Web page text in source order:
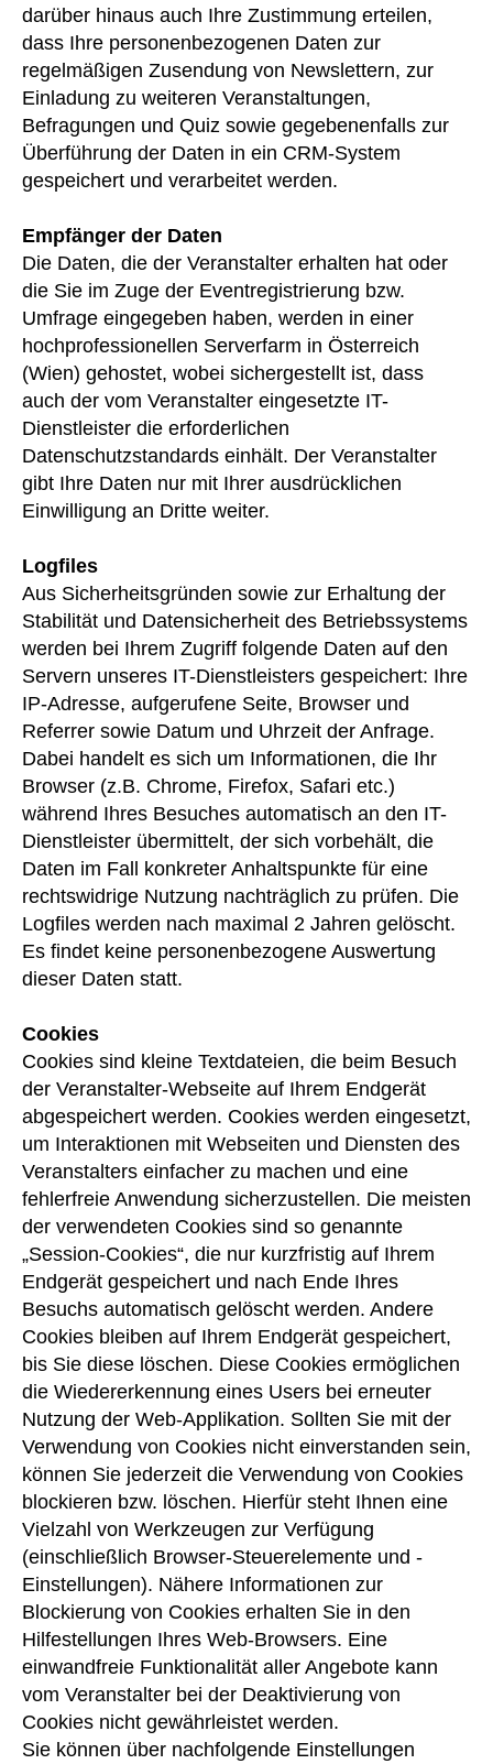
darüber hinaus auch Ihre Zustimmung erteilen,
dass Ihre personenbezogenen Daten zur
regelmäßigen Zusendung von Newslettern, zur
Einladung zu weiteren Veranstaltungen,
Befragungen und Quiz sowie gegebenenfalls zur
Überführung der Daten in ein CRM-System
gespeichert und verarbeitet werden.
Empfänger der Daten
Die Daten, die der Veranstalter erhalten hat oder
die Sie im Zuge der Eventregistrierung bzw.
Umfrage eingegeben haben, werden in einer
hochprofessionellen Serverfarm in Österreich
(Wien) gehostet, wobei sichergestellt ist, dass
auch der vom Veranstalter eingesetzte IT-
Dienstleister die erforderlichen
Datenschutzstandards einhält. Der Veranstalter
gibt Ihre Daten nur mit Ihrer ausdrücklichen
Einwilligung an Dritte weiter.
Logfiles
Aus Sicherheitsgründen sowie zur Erhaltung der
Stabilität und Datensicherheit des Betriebssystems
werden bei Ihrem Zugriff folgende Daten auf den
Servern unseres IT-Dienstleisters gespeichert: Ihre
IP-Adresse, aufgerufene Seite, Browser und
Referrer sowie Datum und Uhrzeit der Anfrage.
Dabei handelt es sich um Informationen, die Ihr
Browser (z.B. Chrome, Firefox, Safari etc.)
während Ihres Besuches automatisch an den IT-
Dienstleister übermittelt, der sich vorbehält, die
Daten im Fall konkreter Anhaltspunkte für eine
rechtswidrige Nutzung nachträglich zu prüfen. Die
Logfiles werden nach maximal 2 Jahren gelöscht.
Es findet keine personenbezogene Auswertung
dieser Daten statt.
Cookies
Cookies sind kleine Textdateien, die beim Besuch
der Veranstalter-Webseite auf Ihrem Endgerät
abgespeichert werden. Cookies werden eingesetzt,
um Interaktionen mit Webseiten und Diensten des
Veranstalters einfacher zu machen und eine
fehlerfreie Anwendung sicherzustellen. Die meisten
der verwendeten Cookies sind so genannte
„Session-Cookies“, die nur kurzfristig auf Ihrem
Endgerät gespeichert und nach Ende Ihres
Besuchs automatisch gelöscht werden. Andere
Cookies bleiben auf Ihrem Endgerät gespeichert,
bis Sie diese löschen. Diese Cookies ermöglichen
die Wiedererkennung eines Users bei erneuter
Nutzung der Web-Applikation. Sollten Sie mit der
Verwendung von Cookies nicht einverstanden sein,
können Sie jederzeit die Verwendung von Cookies
blockieren bzw. löschen. Hierfür steht Ihnen eine
Vielzahl von Werkzeugen zur Verfügung
(einschließlich Browser-Steuerelemente und -
Einstellungen). Nähere Informationen zur
Blockierung von Cookies erhalten Sie in den
Hilfestellungen Ihres Web-Browsers. Eine
einwandfreie Funktionalität aller Angebote kann
vom Veranstalter bei der Deaktivierung von
Cookies nicht gewährleistet werden.
Sie können über nachfolgende Einstellungen